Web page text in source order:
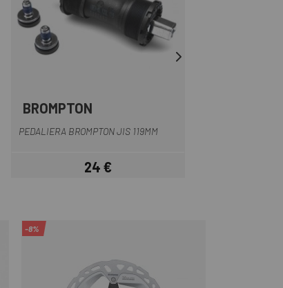
BROMPTON
PEDALIERA BROMPTON JIS 119MM
Prezzo
24 €
-8%